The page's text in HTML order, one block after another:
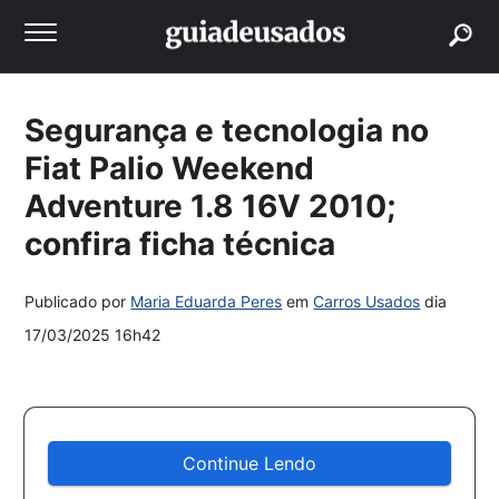
Segurança e tecnologia no
Fiat Palio Weekend
Adventure 1.8 16V 2010;
confira ficha técnica
Publicado por Maria Eduarda Peres emCarros Usados dia
17/03/2025 16h42
Continue Lendo